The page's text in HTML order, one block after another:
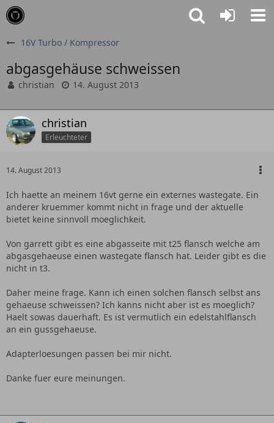
16V Turbo / Kompressor
abgasgehäuse schweissen
christian 14. August 2013
christian
Erleuchteter
14. August 2013
Ich haette an meinem 16vt gerne ein externes wastegate. Ein
anderer kruemmer kommt nicht in frage und der aktuelle
bietet keine sinnvoll moeglichkeit.
Von garrett gibt es eine abgasseite mit t25 flansch welche am
abgasgehaeuse einen wastegate flansch hat. Leider gibt es die
nicht in t3.
Daher meine frage. Kann ich einen solchen flansch selbst ans
gehaeuse schweissen? Ich kanns nicht aber ist es moeglich?
Haelt sowas dauerhaft. Es ist vermutlich ein edelstahlflansch
an ein gussgehaeuse.
Adapterloesungen passen bei mir nicht.
Danke fuer eure meinungen.